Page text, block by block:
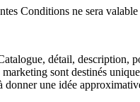
Conditions ne sera
détail, description,
sont destinés
donner une idée